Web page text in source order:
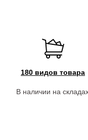
180 видов товара
В наличии на